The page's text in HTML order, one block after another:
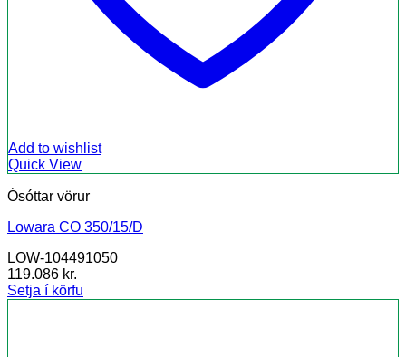
Add to wishlist
Quick View
Ósóttar vörur
Lowara CO 350/15/D
LOW-104491050
119.086 kr.
Setja í körfu